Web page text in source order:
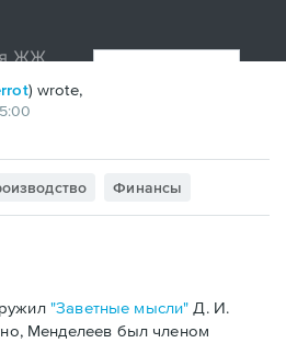
) wrote,
Финансы
"Заветные мысли" Д. И.
Менделеев был членом